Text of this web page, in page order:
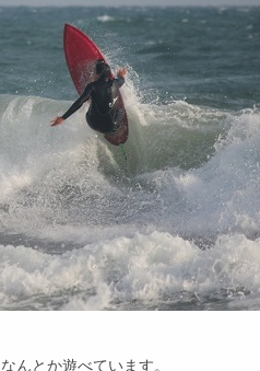
んとか遊べています。